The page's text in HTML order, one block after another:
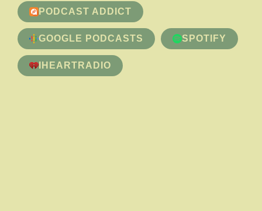
PODCAST ADDICT
GOOGLE PODCASTS SPOTIFY
IHEARTRADIO